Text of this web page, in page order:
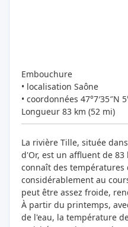
Embouchure
• localisation Saône
• coordonnées 47°7′35″N
Longueur 83 km (52 ​​mi)
La rivière Tille, située
d'Or, est un affluent de 83
connaît des températures
considérablement au
peut être assez froide,
À partir du printemps,
de l'eau, la température